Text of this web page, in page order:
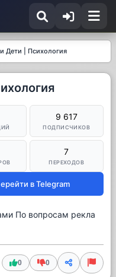
Дети | Психология
9 617
ПОДПИСЧИКОВ
7
ПЕРЕХОДОВ
в Telegram
По вопросам рекла
0 0